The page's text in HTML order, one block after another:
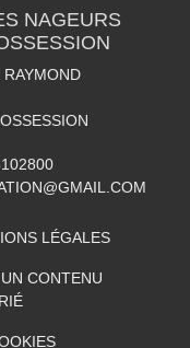
NAGEURS
RAYMOND
LÉGALES
CONTENU